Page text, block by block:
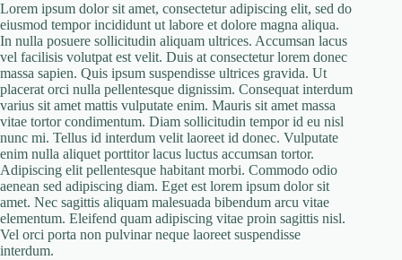
Lorem ipsum dolor sit amet, consectetur adipiscing elit, sed do
eiusmod tempor incididunt ut labore et dolore magna aliqua.
In nulla posuere sollicitudin aliquam ultrices. Accumsan lacus
vel facilisis volutpat est velit. Duis at consectetur lorem donec
massa sapien. Quis ipsum suspendisse ultrices gravida. Ut
placerat orci nulla pellentesque dignissim. Consequat interdum
varius sit amet mattis vulputate enim. Mauris sit amet massa
vitae tortor condimentum. Diam sollicitudin tempor id eu nisl
nunc mi. Tellus id interdum velit laoreet id donec. Vulputate
enim nulla aliquet porttitor lacus luctus accumsan tortor.
Adipiscing elit pellentesque habitant morbi. Commodo odio
aenean sed adipiscing diam. Eget est lorem ipsum dolor sit
amet. Nec sagittis aliquam malesuada bibendum arcu vitae
elementum. Eleifend quam adipiscing vitae proin sagittis nisl.
Vel orci porta non pulvinar neque laoreet suspendisse
interdum.